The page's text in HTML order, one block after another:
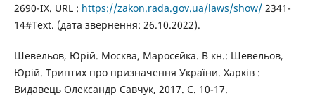
2690-IX. URL : https://zakon.rada.gov.ua/laws/show/2341-
14#Text. (дата звернення: 26.10.2022).
Шевельов, Юрій. Москва, Маросєйка. В кн.: Шевельов,
Юрій. Триптих про призначення України. Харків :
Видавець Олександр Савчук, 2017. С. 10-17.